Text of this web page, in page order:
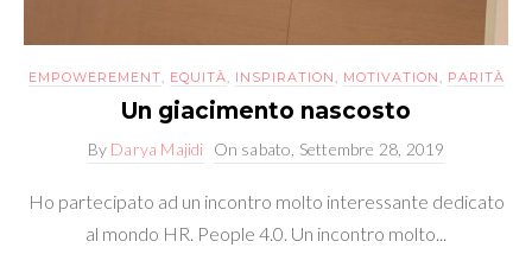
EMPOWEREMENT, EQUITÀ, INSPIRATION , MOTIVATION , PARITÀ
Un giacimento nascosto
By Darya Majidi On sabato, Settembre 28, 2019
Ho partecipato ad un incontro molto interessante dedicato
al mondo HR. People 4.0. Un incontro molto...